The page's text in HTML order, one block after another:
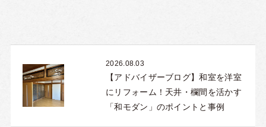
2026.08.03
【アドバイザーブログ】和室を洋室
にリフォーム！天井・欄間を活かす
「和モダン」のポイントと事例